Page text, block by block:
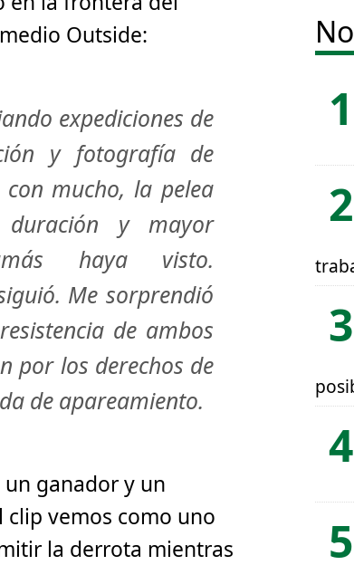
Outside:
expediciones de
y fotografía de
mucho, la pelea
y mayor
haya visto.
Me sorprendió
de ambos
por los derechos de
de apareamiento.
ganador y un
clip vemos como uno
la derrota mientras